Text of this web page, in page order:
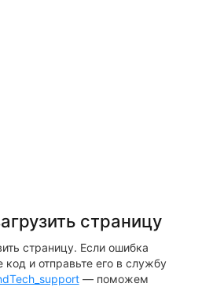
страницу
страницу. Если ошибка
код и отправьте его в службу
— поможем